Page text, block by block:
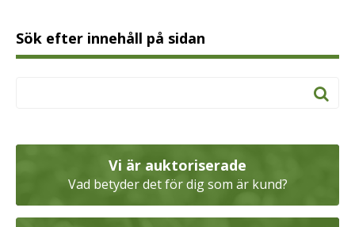
Sök efter innehåll på sidan
Vi är auktoriserade
Vad betyder det för dig som är kund?